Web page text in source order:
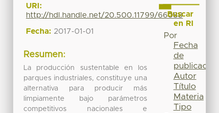
URI:
http://hdl.handle.net/20.500.11799/66088
Fecha: 2017-01-01
Resumen:
La producción sustentable en los
parques industriales, constituye una
alternativa para producir más
limpiamente bajo parámetros
competitivos nacionales e
Buscar
en RI
Por
Fecha
de
publicación
Autor
Título
Materia
Tipo